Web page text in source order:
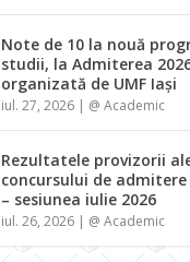
Note de 10 la nouă
studii, la Admiterea
organizată de UMF Iași
iul. 27, 2026 | @ Academic
Rezultatele provizorii
concursului de admitere
– sesiunea iulie 2026
iul. 26, 2026 | @ Academic